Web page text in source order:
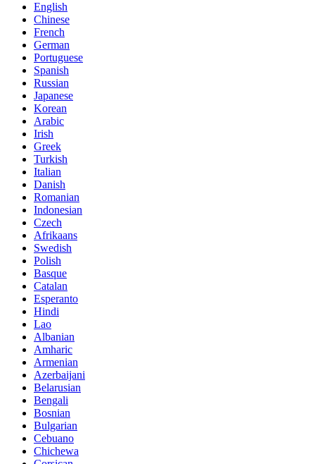
English
Chinese
French
German
Portuguese
Spanish
Russian
Japanese
Korean
Arabic
Irish
Greek
Turkish
Italian
Danish
Romanian
Indonesian
Czech
Afrikaans
Swedish
Polish
Basque
Catalan
Esperanto
Hindi
Lao
Albanian
Amharic
Armenian
Azerbaijani
Belarusian
Bengali
Bosnian
Bulgarian
Cebuano
Chichewa